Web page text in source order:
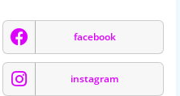
facebook
instagram